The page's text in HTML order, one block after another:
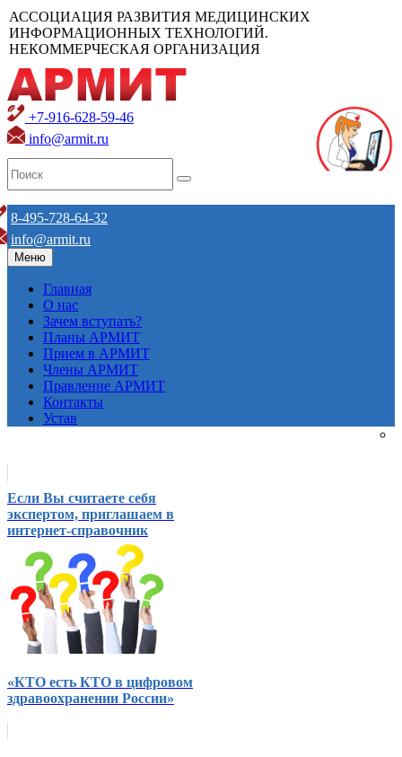
АССОЦИАЦИЯ РАЗВИТИЯ МЕДИЦИНСКИХ
ИНФОРМАЦИОННЫХ ТЕХНОЛОГИЙ.
НЕКОММЕРЧЕСКАЯ ОРГАНИЗАЦИЯ
+7-916-628-59-46
info@armit.ru
8-495-728-64-32
info@armit.ru
Меню
Главная
О нас
Зачем вступать?
Планы АРМИТ
Прием в АРМИТ
Члены АРМИТ
Правление АРМИТ
Контакты
Устав
Если Вы считаете себя
экспертом, приглашаем в
интернет-справочник
«КТО есть КТО в цифровом
здравоохранении России»